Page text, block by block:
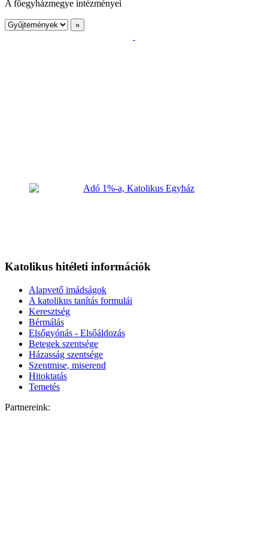
A főegyházmegye intézményei
Katolikus hitéleti információk
Alapvető imádságok
A katolikus tanítás formulái
Keresztség
Bérmálás
Elsőgyónás - Elsőáldozás
Betegek szentsége
Házasság szentsége
Szentmise, miserend
Hitoktatás
Temetés
Partnereink: